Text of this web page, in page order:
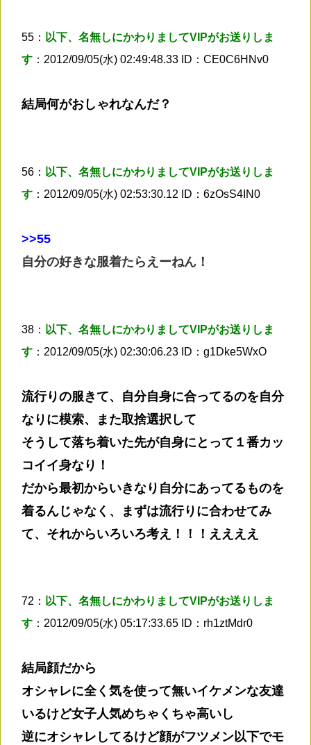
55： 以下、名無しにかわりましてVIPがお送りしま
す ：2012/09/05(水) 02:49:48.33 ID：CE0C6HNv0
結局何がおしゃれなんだ？
56： 以下、名無しにかわりましてVIPがお送りしま
す ：2012/09/05(水) 02:53:30.12 ID：6zOsS4IN0
>>55
自分の好きな服着たらえーねん！
38： 以下、名無しにかわりましてVIPがお送りしま
す ：2012/09/05(水) 02:30:06.23 ID：g1Dke5WxO
流行りの服きて、自分自身に合ってるのを自分
なりに模索、また取捨選択して
そうして落ち着いた先が自身にとって１番カッ
コイイ身なり！
だから最初からいきなり自分にあってるものを
着るんじゃなく、まずは流行りに合わせてみ
て、それからいろいろ考え！！！ええええ
72： 以下、名無しにかわりましてVIPがお送りしま
す ：2012/09/05(水) 05:17:33.65 ID：rh1ztMdr0
結局顔だから
オシャレに全く気を使って無いイケメンな友達
いるけど女子人気めちゃくちゃ高いし
逆にオシャレしてるけど顔がフツメン以下でモ